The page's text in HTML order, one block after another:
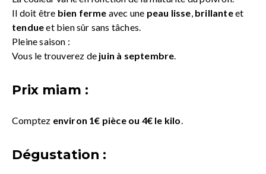
Il doit être bien ferme avec une peau lisse, brillanteet
tendueet bien sûr sans tâches.
Pleine saison :
Vous le trouverez de juin à septembre.
Prix miam :
Comptez environ 1€ pièce ou 4€ le kilo.
Dégustation :